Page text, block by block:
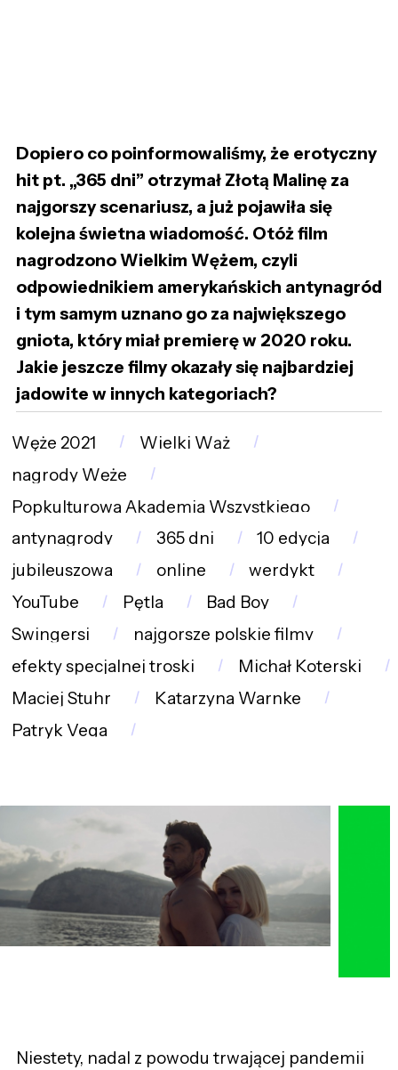
Dopiero co poinformowaliśmy, że erotyczny
hit pt. „365 dni” otrzymał Złotą Malinę za
najgorszy scenariusz, a już pojawiła się
kolejna świetna wiadomość. Otóż film
nagrodzono Wielkim Wężem, czyli
odpowiednikiem amerykańskich antynagród
i tym samym uznano go za największego
gniota, który miał premierę w 2020 roku.
Jakie jeszcze filmy okazały się najbardziej
jadowite w innych kategoriach?
Węże 2021
Wielki Wąż
nagrody Węże
Popkulturowa Akademia Wszystkiego
antynagrody
365 dni
10 edycja
jubileuszowa
online
werdykt
YouTube
Pętla
Bad Boy
Swingersi
najgorsze polskie filmy
efekty specjalnej troski
Michał Koterski
Maciej Stuhr
Katarzyna Warnke
Patryk Vega
Niestety, nadal z powodu trwającej pandemii